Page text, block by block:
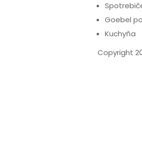
Goebel
Kuchyňa
Copyright